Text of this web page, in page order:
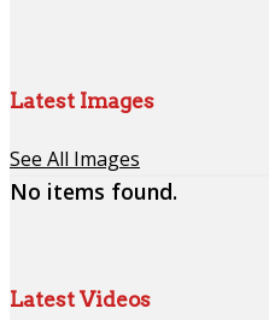
Latest Images
See All Images
No items found.
Latest Videos